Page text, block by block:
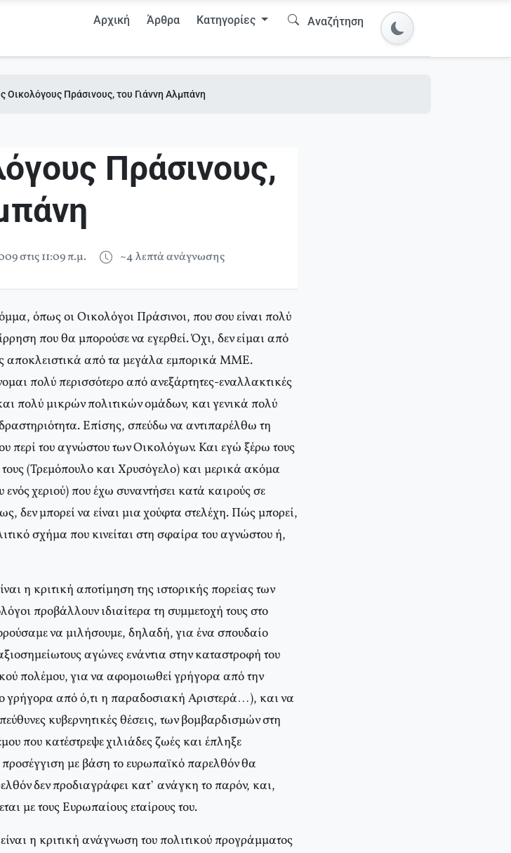
Αρχική Άρθρα Κατηγορίες Αναζήτηση
Οικολόγους Πράσινους, του Γιάννη Αλμπάνη
Πράσινους,
στις 11:09 π.μ. ~4 λεπτά ανάγνωσης
όπως οι Οικολόγοι Πράσινοι, που σου είναι πολύ
που θα μπορούσε να εγερθεί. Όχι, δεν είμαι από
αποκλειστικά από τα μεγάλα εμπορικά ΜΜΕ.
πολύ περισσότερο από ανεξάρτητες-εναλλακτικές
πολύ μικρών πολιτικών ομάδων, και γενικά πολύ
Επίσης, σπεύδω να αντιπαρέλθω τη
περί του αγνώστου των Οικολόγων. Και εγώ ξέρω τους
(Τρεμόπουλο και Χρυσόγελο) και μερικά ακόμα
χεριού) που έχω συναντήσει κατά καιρούς σε
δεν μπορεί να είναι μια χούφτα στελέχη. Πώς μπορεί,
σχήμα που κινείται στη σφαίρα του αγνώστου ή,
η κριτική αποτίμηση της ιστορικής πορείας των
προβάλλουν ιδιαίτερα τη συμμετοχή τους στο
να μιλήσουμε, δηλαδή, για ένα σπουδαίο
αγώνες ενάντια στην καταστροφή του
πολέμου, για να αφομοιωθεί γρήγορα από την
γρήγορα από ό,τι η παραδοσιακή Αριστερά…), και να
κυβερνητικές θέσεις, των βομβαρδισμών στη
που κατέστρεψε χιλιάδες ζωές και έπληξε
με βάση το ευρωπαϊκό παρελθόν θα
δεν προδιαγράφει κατ’ ανάγκη το παρόν, και,
με τους Ευρωπαίους εταίρους του.
η κριτική ανάγνωση του πολιτικού προγράμματος